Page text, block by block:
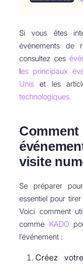
Si vous êtes
événements de
consultez ces
les principaux
Uniset les
technologiques.
visite
Se préparer
essentiel pour
Voici comment
comme KADO
l’événement :
Créez